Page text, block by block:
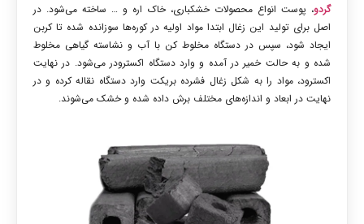
گردو، پوست انواع محصولات خشکباری، خاک اره و … ساخته می‌شود. در
اصل برای تولید این زغال ابتدا مواد اولیه در کوره‌ها سوزانده شده تا کربن
ایجاد شود، سپس در دستگاه مخلوط کن با آب و نشاسته گیاهی مخلوط
شده و به حالت خمیر در آمده و وارد دستگاه اکسترودر می‌شود. در نهایت
اکسترود، مواد را به شکل زغال فشرده بریکت وارد دستگاه نقاله کرده و در
نهایت در ابعاد و اندازه‌های مختلف برش داده شده و خشک می‌شوند.